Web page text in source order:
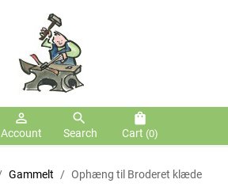
person_outline
Account
search
Search
shopping_bag
Cart (0)
Gammelt Ophæng til Broderet klæde